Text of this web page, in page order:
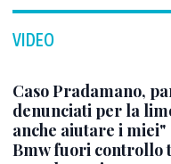
VIDEO
Caso Pradamano,
denunciati per la
anche aiutare i miei"
Bmw fuori controllo